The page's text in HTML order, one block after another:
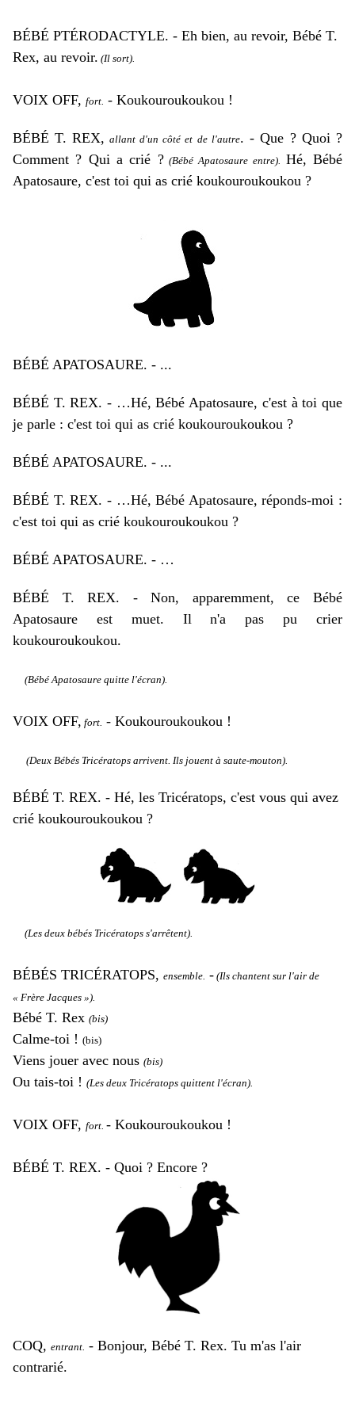
BÉBÉ PTÉRODACTYLE. - Eh bien, au revoir, Bébé T.
Rex, au revoir. (Il sort).
VOIX OFF, fort. - Koukouroukoukou !
BÉBÉ T. REX, allant d'un côté et de l'autre. - Que ? Quoi ?
Comment ? Qui a crié ?(Bébé Apatosaure entre). Hé, Bébé
Apatosaure, c'est toi qui as crié koukouroukoukou ?
BÉBÉ APATOSAURE. - ...
BÉBÉ T. REX. - …Hé, Bébé Apatosaure, c'est à toi que
je parle : c'est toi qui as crié koukouroukoukou ?
BÉBÉ APATOSAURE. - ...
BÉBÉ T. REX. - …Hé, Bébé Apatosaure, réponds-moi :
c'est toi qui as crié koukouroukoukou ?
BÉBÉ APATOSAURE. - …
BÉBÉ T. REX. - Non, apparemment, ce Bébé
Apatosaure est muet. Il n'a pas pu crier
koukouroukoukou.
(Bébé Apatosaure quitte l'écran).
VOIX OFF, fort. - Koukouroukoukou !
(Deux Bébés Tricératops arrivent. Ils jouent à saute-mouton).
BÉBÉ T. REX. - Hé, les Tricératops, c'est vous qui avez
crié koukouroukoukou ?
(Les deux bébés Tricératops s'arrêtent).
BÉBÉS TRICÉRATOPS, ensemble. - (Ils chantent sur l'air de
« Frère Jacques »).
Bébé T. Rex (bis)
Calme-toi ! (bis)
Viens jouer avec nous (bis)
Ou tais-toi ! (Les deux Tricératops quittent l'écran).
VOIX OFF, fort. - Koukouroukoukou !
BÉBÉ T. REX. - Quoi ? Encore ?
COQ, entrant. - Bonjour, Bébé T. Rex. Tu m'as l'air
contrarié.